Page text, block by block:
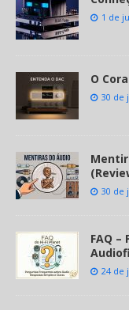
1 de
O
30 de
30 de
FAQ
24 de